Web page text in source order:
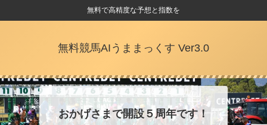
無料で高精度な予想と指数を
無料競馬AIうままっくす Ver3.0
おかげさまで開設５周年です！